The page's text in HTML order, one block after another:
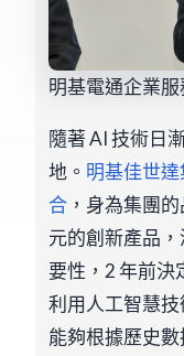
明基電通企業
隨著 AI 技術日
地。 明基佳世
合 ，身為集團
元的創新產品
要性，2 年前決
利用人工智慧
能夠根據歷史